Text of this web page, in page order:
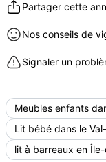
Partager cette
Nos conseils de
Signaler un
Meubles enfants
Lit bébé dans le
lit à barreaux en